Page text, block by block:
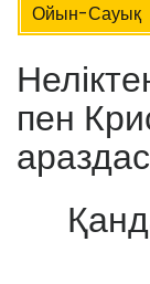
Ойын-Сауық
пен